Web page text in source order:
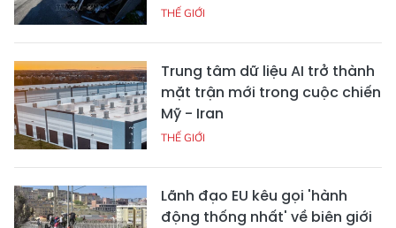
THẾ GIỚI
Trung tâm dữ liệu AI trở thành
mặt trận mới trong cuộc chiến
Mỹ - Iran
THẾ GIỚI
Lãnh đạo EU kêu gọi 'hành
động thống nhất' về biên giới